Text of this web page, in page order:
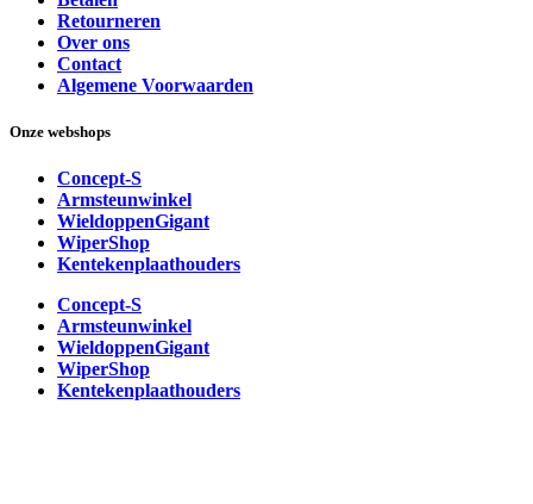
Retourneren
Over ons
Contact
Algemene Voorwaarden
Onze webshops
Concept-S
Armsteunwinkel
WieldoppenGigant
WiperShop
Kentekenplaathouders
Concept-S
Armsteunwinkel
WieldoppenGigant
WiperShop
Kentekenplaathouders